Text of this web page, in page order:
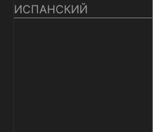
ИСПАНСКИЙ